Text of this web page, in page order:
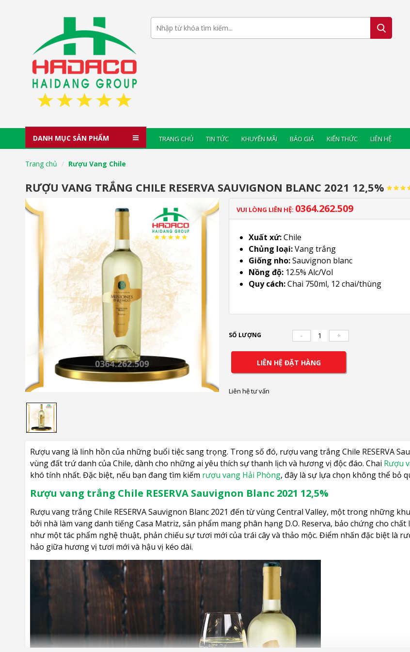
DANH MỤC SẢN PHẨM TRANG CHỦ TIN TỨC KHUYẾN MÃI BÁO GIÁ KIẾN THỨC LIÊN HỆ
Trang chủ Rượu Vang Chile
RƯỢU VANG TRẮNG CHILE RESERVA SAUVIGNON BLANC 2021 12,5%
VUI LÒNG LIÊN HỆ: 0364.262.509
Xuất xứ:Chile
Chủng loại:Vang trắng
Giống nho:Sauvignon blanc
Nồng độ: 12.5% Alc/Vol
Quy cách:Chai 750ml, 12 chai/thùng
SỐ LƯỢNG - +
LIÊN HỆ ĐẶT HÀNG
Liên hệ tư vấn
Rượu vang là linh hồn của những buổi tiệc sang trọng. Trong số đó, rượu vang trắng Chile RESERVA
vùng đất trứ danh của Chile, dành cho những ai yêu thích sự thanh lịch và hương vị độc đáo. Chai Rượu
khó tính nhất. Đặc biệt, nếu bạn đang tìm kiếm rượu vang Hải Phòng, đây là sự lựa chọn không thể bỏ
Rượu vang trắng Chile RESERVA Sauvignon Blanc 2021 12,5%
Rượu vang trắng Chile RESERVA Sauvignon Blanc 2021 đến từ vùng Central Valley, một trong những
bởi nhà làm vang danh tiếng Casa Matriz, sản phẩm mang phân hạng D.O. Reserva, bảo chứng cho
như một tác phẩm nghệ thuật, phản chiếu sự tươi mới của trái cây và thảo mộc. Điểm nhấn đặc biệt là
hảo giữa hương vị tươi mới và hậu vị kéo dài.